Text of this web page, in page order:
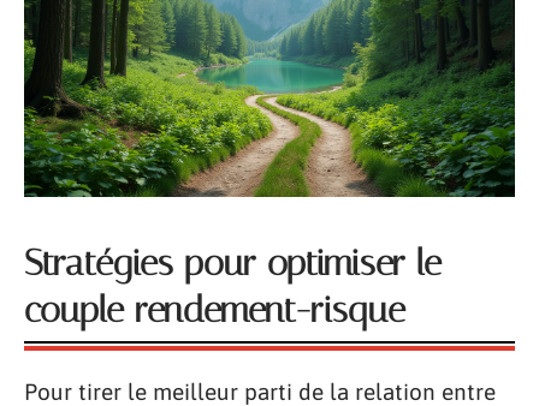
Stratégies pour optimiser le
couple rendement-risque
Pour tirer le meilleur parti de la relation entre